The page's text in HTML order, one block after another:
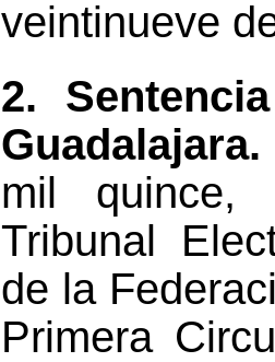
veintinueve
2.
mil
Tribunal
de la
Primera